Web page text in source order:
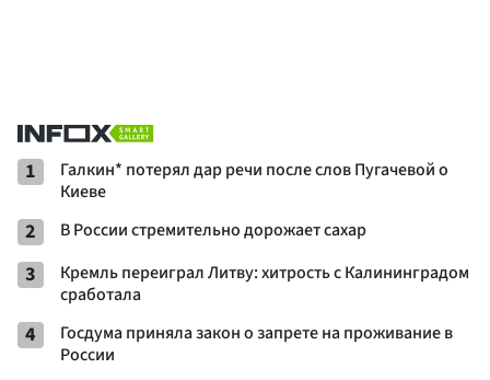
1
Галкин* потерял дар речи после слов Пугачевой о
Киеве
2 В России стремительно дорожает сахар
3
Кремль переиграл Литву: хитрость с Калининградом
сработала
4
Госдума приняла закон о запрете на проживание в
России